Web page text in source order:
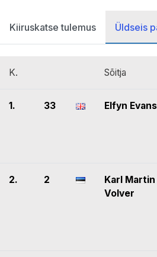
Kiiruskatse tulemus Üldseis
K. Sõitja
1. 33 Elfyn Evans
2. 2
Karl Martin
Volver